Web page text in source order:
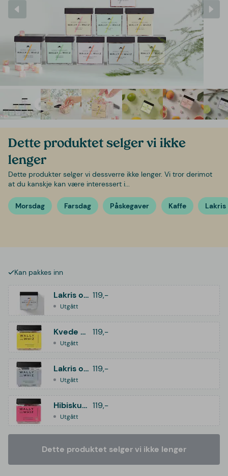
Dette produktet selger vi ikke
lenger
Dette produkter selger vi dessverre ikke lenger. Vi tror derimot
at du kanskje kan være interessert i...
Morsdag Farsdag Påskegaver Kaffe Lakris
Kan pakkes inn
Lakris og hagtorn
119,-
Utgått
Kvede og eple
119,-
Utgått
Lakris og salmiakk
119,-
Utgått
Hibiskus & bringebær
119,-
Utgått
Dette produktet selger vi ikke lenger